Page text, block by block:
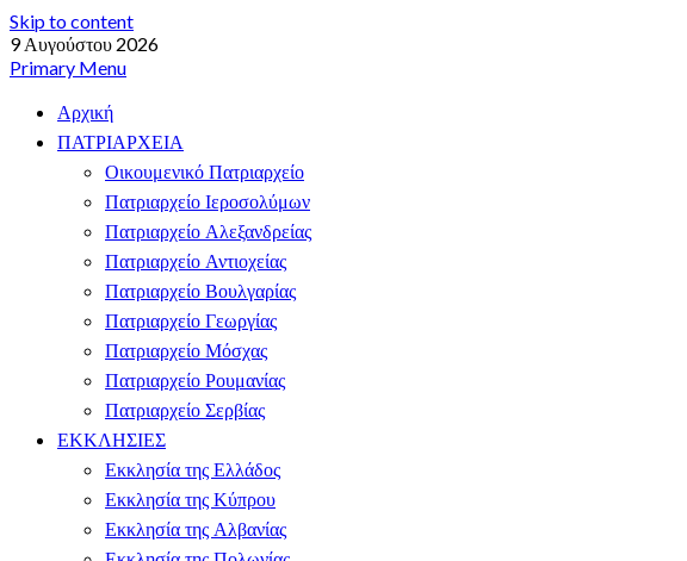
Skip to content
9 Αυγούστου 2026
Primary Menu
Αρχική
ΠΑΤΡΙΑΡΧΕΙΑ
Οικουμενικό Πατριαρχείο
Πατριαρχείο Ιεροσολύμων
Πατριαρχείο Αλεξανδρείας
Πατριαρχείο Αντιοχείας
Πατριαρχείο Βουλγαρίας
Πατριαρχείο Γεωργίας
Πατριαρχείο Μόσχας
Πατριαρχείο Ρουμανίας
Πατριαρχείο Σερβίας
ΕΚΚΛΗΣΙΕΣ
Εκκλησία της Ελλάδος
Εκκλησία της Κύπρου
Εκκλησία της Αλβανίας